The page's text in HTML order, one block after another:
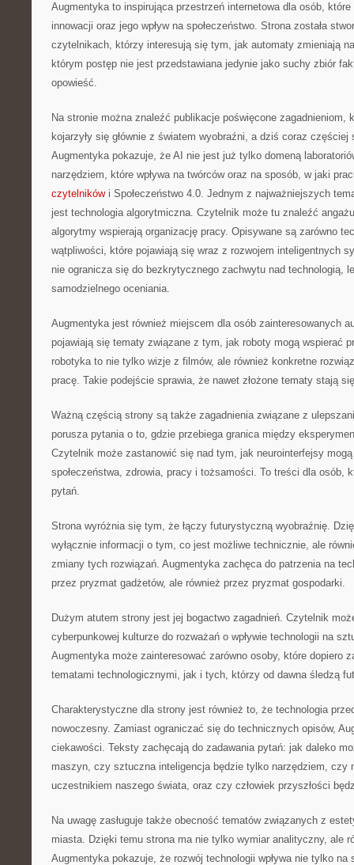
Augmentyka to inspirująca przestrzeń internetowa dla osób,
innowacji oraz jego wpływ na społeczeństwo. Strona została
czytelnikach, którzy interesują się tym, jak automaty zmieniają
którym postęp nie jest przedstawiana jedynie jako suchy zbiór
opowieść.
Na stronie można znaleźć publikacje poświęcone zagadnieniom,
kojarzyły się głównie z światem wyobraźni, a dziś coraz
Augmentyka pokazuje, że AI nie jest już tylko domeną
narzędziem, które wpływa na twórców oraz na sposób, w jaki
czytelnikówi Społeczeństwo 4.0. Jednym z najważniejszych
jest technologia algorytmiczna. Czytelnik może tu znaleźć
algorytmy wspierają organizację pracy. Opisywane są zarówno
wątpliwości, które pojawiają się wraz z rozwojem inteligentnych
nie ogranicza się do bezkrytycznego zachwytu nad technologią,
samodzielnego oceniania.
Augmentyka jest również miejscem dla osób zainteresowanych
pojawiają się tematy związane z tym, jak roboty mogą wspierać
robotyka to nie tylko wizje z filmów, ale również konkretne
pracę. Takie podejście sprawia, że nawet złożone tematy stają
Ważną częścią strony są także zagadnienia związane z
porusza pytania o to, gdzie przebiega granica między
Czytelnik może zastanowić się nad tym, jak neurointerfejsy mogą
społeczeństwa, zdrowia, pracy i tożsamości. To treści dla osób,
pytań.
Strona wyróżnia się tym, że łączy futurystyczną wyobraźnię.
wyłącznie informacji o tym, co jest możliwe technicznie, ale
zmiany tych rozwiązań. Augmentyka zachęca do patrzenia na
przez pryzmat gadżetów, ale również przez pryzmat gospodarki.
Dużym atutem strony jest jej bogactwo zagadnień. Czytelnik
cyberpunkowej kulturze do rozważań o wpływie technologii na
Augmentyka może zainteresować zarówno osoby, które dopiero
tematami technologicznymi, jak i tych, którzy od dawna śledzą
Charakterystyczne dla strony jest również to, że technologia
nowoczesny. Zamiast ograniczać się do technicznych opisów,
ciekawości. Teksty zachęcają do zadawania pytań: jak daleko
maszyn, czy sztuczna inteligencja będzie tylko narzędziem, czy
uczestnikiem naszego świata, oraz czy człowiek przyszłości
Na uwagę zasługuje także obecność tematów związanych z
miasta. Dzięki temu strona ma nie tylko wymiar analityczny, ale
Augmentyka pokazuje, że rozwój technologii wpływa nie tylko na